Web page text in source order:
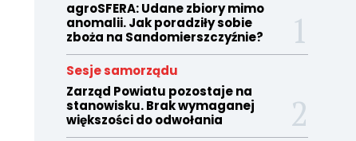
agroSFERA: Udane zbiory mimo
anomalii. Jak poradziły sobie
zboża na Sandomierszczyźnie?
Sesje samorządu
Zarząd Powiatu pozostaje na
stanowisku. Brak wymaganej
większości do odwołania